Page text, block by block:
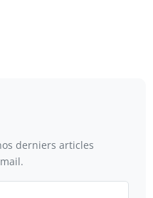
derniers articles